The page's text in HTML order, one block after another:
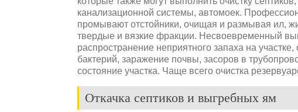
канализационной системы, автомоек.
промывают отстойники, очищая и размывая ил,
твердые и вязкие фракции. Несвоевременный
распространение неприятного запаха на
бактерий, заражение почвы, засоров в
состояние участка. Чаще всего очистка
Откачка септиков и выгребных ям